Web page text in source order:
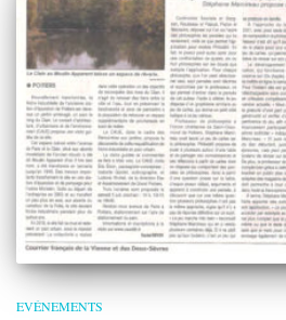
EVÉNEMENTS